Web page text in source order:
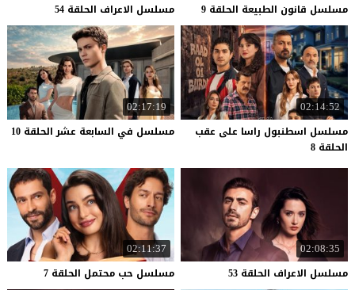
مسلسل قانون الطبيعة الحلقة 9 مسلسل الاعراف الحلقة 54
02:14:52
مسلسل اسطنبول راسا على عقب
الحلقة 8
02:17:19
مسلسل في السابعة عشر الحلقة 10
02:08:35
مسلسل الاعراف الحلقة 53
02:11:37
مسلسل حب محتمل الحلقة 7